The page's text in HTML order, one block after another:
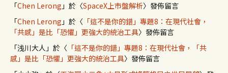
「Chen Lerong 」於〈SpaceX上市盤解析〉發佈留言
「Chen Lerong 」於〈 「這不是你的錯」專題8：在現代社會，
「共感」是比「恐懼」更強大的統治工具〉發佈留言
「浅川大人 」於〈 「這不是你的錯」專題8：在現代社會，「共
感」是比「恐懼」更強大的統治工具〉發佈留言